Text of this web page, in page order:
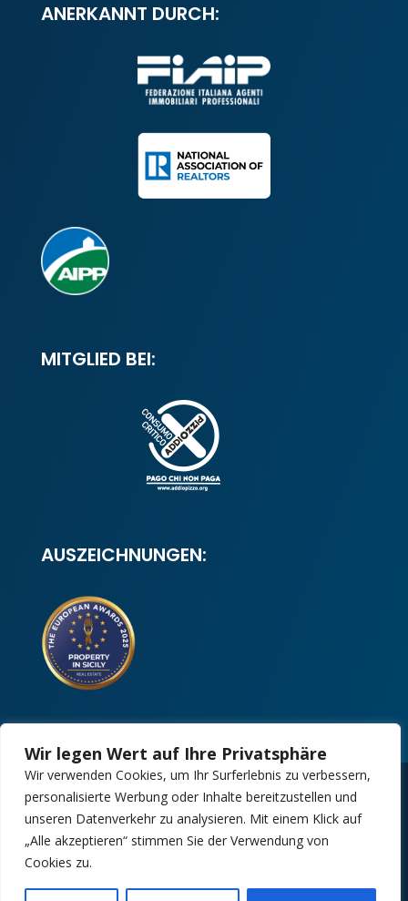
Wir legen Wert auf Ihre Privatsphäre
Wir verwenden Cookies, um Ihr Surferlebnis zu verbessern,
personalisierte Werbung oder Inhalte bereitzustellen und
unseren Datenverkehr zu analysieren. Mit einem Klick auf
„Alle akzeptieren“ stimmen Sie der Verwendung von
Cookies zu.
ANERKANNT DURCH:
MITGLIED BEI:
AUSZEICHNUNGEN:
Copyright 2025 | Property in Sicily S.R.L. –
International Real Estate Agency • P.IVA: IT –
06925560820 • REA: PA – 425350
Design by:Kappaelle Comunicazione